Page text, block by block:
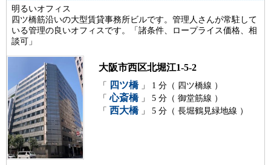
明るいオフィス
四ツ橋筋沿いの大型賃貸事務所ビルです。管理人さんが常駐して
いる管理の良いオフィスです。「諸条件、ロープライス価格、相
談可」
大阪市西区北堀江1-5-2
「 四ツ橋 」 1 分（ 四ツ橋線 ）
「 心斎橋 」 5 分（ 御堂筋線 ）
「
西大橋 」 5 分（ 長堀鶴見緑地線 ）